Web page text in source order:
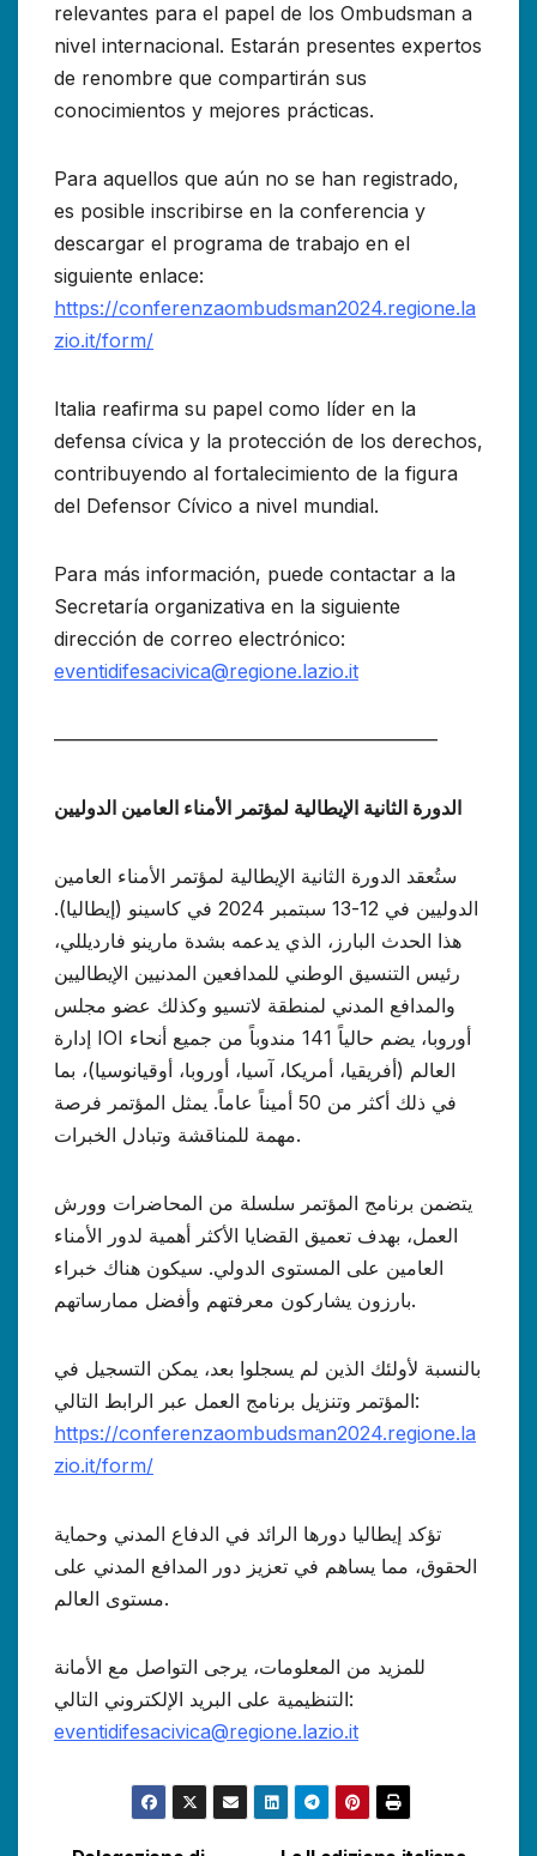
relevantes para el papel de los Ombudsman a
nivel internacional. Estarán presentes expertos
de renombre que compartirán sus
conocimientos y mejores prácticas.
Para aquellos que aún no se han registrado,
es posible inscribirse en la conferencia y
descargar el programa de trabajo en el
siguiente enlace:
https://conferenzaombudsman2024.regione.la
zio.it/form/
Italia reafirma su papel como líder en la
defensa cívica y la protección de los derechos,
contribuyendo al fortalecimiento de la figura
del Defensor Cívico a nivel mundial.
Para más información, puede contactar a la
Secretaría organizativa en la siguiente
dirección de correo electrónico:
eventidifesacivica@regione.lazio.it
————————————————————
الدورة الثانية الإيطالية لمؤتمر الأمناء العامين الدوليين
ستُعقد الدورة الثانية الإيطالية لمؤتمر الأمناء العامين
الدوليين في 12-13 سبتمبر 2024 في كاسينو (إيطاليا).
هذا الحدث البارز، الذي يدعمه بشدة مارينو فارديللي،
رئيس التنسيق الوطني للمدافعين المدنيين الإيطاليين
والمدافع المدني لمنطقة لاتسيو وكذلك عضو مجلس
إدارة IOI أوروبا، يضم حالياً 141 مندوباً من جميع أنحاء
العالم (أفريقيا، أمريكا، آسيا، أوروبا، أوقيانوسيا)، بما
في ذلك أكثر من 50 أميناً عاماً. يمثل المؤتمر فرصة
مهمة للمناقشة وتبادل الخبرات.
يتضمن برنامج المؤتمر سلسلة من المحاضرات وورش
العمل، بهدف تعميق القضايا الأكثر أهمية لدور الأمناء
العامين على المستوى الدولي. سيكون هناك خبراء
بارزون يشاركون معرفتهم وأفضل ممارساتهم.
بالنسبة لأولئك الذين لم يسجلوا بعد، يمكن التسجيل في
المؤتمر وتنزيل برنامج العمل عبر الرابط التالي:
https://conferenzaombudsman2024.regione.la
zio.it/form/
تؤكد إيطاليا دورها الرائد في الدفاع المدني وحماية
الحقوق، مما يساهم في تعزيز دور المدافع المدني على
مستوى العالم.
للمزيد من المعلومات، يرجى التواصل مع الأمانة
التنظيمية على البريد الإلكتروني التالي:
eventidifesacivica@regione.lazio.it